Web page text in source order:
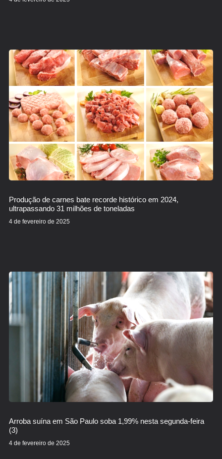
Produção de carnes bate recorde histórico em 2024,
ultrapassando 31 milhões de toneladas
4 de fevereiro de 2025
Arroba suína em São Paulo soba 1,99% nesta segunda-feira
(3)
4 de fevereiro de 2025